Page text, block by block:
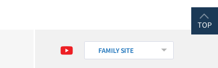
FAMILY SITE
TOP